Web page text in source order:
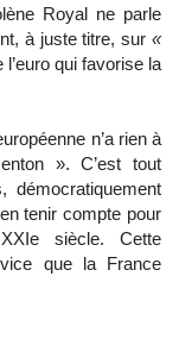
Royal ne parle
à juste titre, sur«
qui favorise la
n’a rien à
». C’est tout
démocratiquement
tenir compte pour
siècle. Cette
que la France